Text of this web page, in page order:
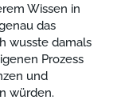
Wissen in
das
wusste damals
Prozess
und
würden.